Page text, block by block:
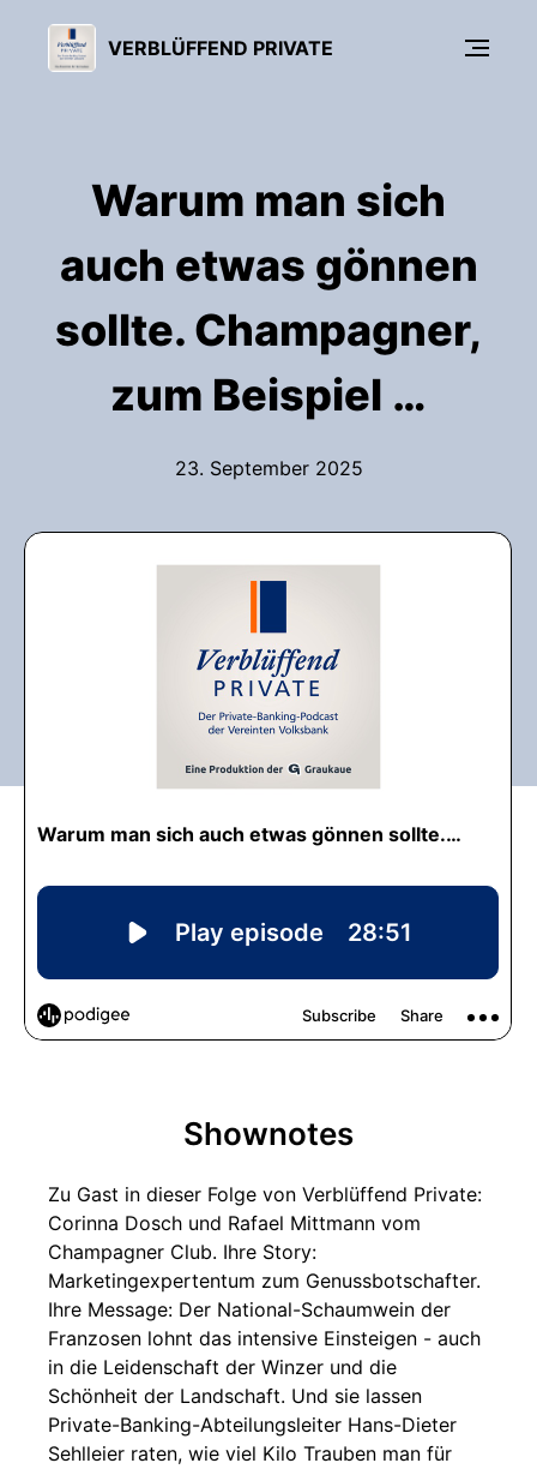
VERBLÜFFEND PRIVATE
Warum man sich
auch etwas gönnen
sollte. Champagner,
zum Beispiel …
23. September 2025
Shownotes
Zu Gast in dieser Folge von Verblüffend Private:
Corinna Dosch und Rafael Mittmann vom
Champagner Club. Ihre Story:
Marketingexpertentum zum Genussbotschafter.
Ihre Message: Der National-Schaumwein der
Franzosen lohnt das intensive Einsteigen - auch
in die Leidenschaft der Winzer und die
Schönheit der Landschaft. Und sie lassen
Private-Banking-Abteilungsleiter Hans-Dieter
Sehlleier raten, wie viel Kilo Trauben man für